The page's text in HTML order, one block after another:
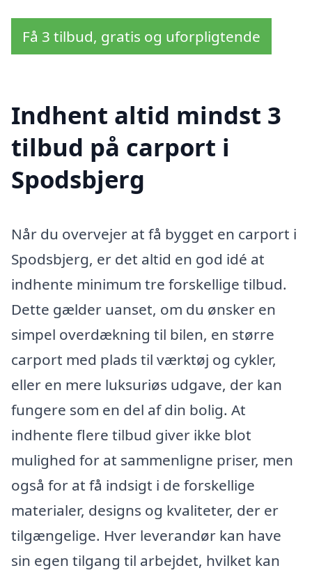
Få 3 tilbud, gratis og uforpligtende
Indhent altid mindst 3
tilbud på carport i
Spodsbjerg
Når du overvejer at få bygget en carport i
Spodsbjerg, er det altid en god idé at
indhente minimum tre forskellige tilbud.
Dette gælder uanset, om du ønsker en
simpel overdækning til bilen, en større
carport med plads til værktøj og cykler,
eller en mere luksuriøs udgave, der kan
fungere som en del af din bolig. At
indhente flere tilbud giver ikke blot
mulighed for at sammenligne priser, men
også for at få indsigt i de forskellige
materialer, designs og kvaliteter, der er
tilgængelige. Hver leverandør kan have
sin egen tilgang til arbejdet, hvilket kan